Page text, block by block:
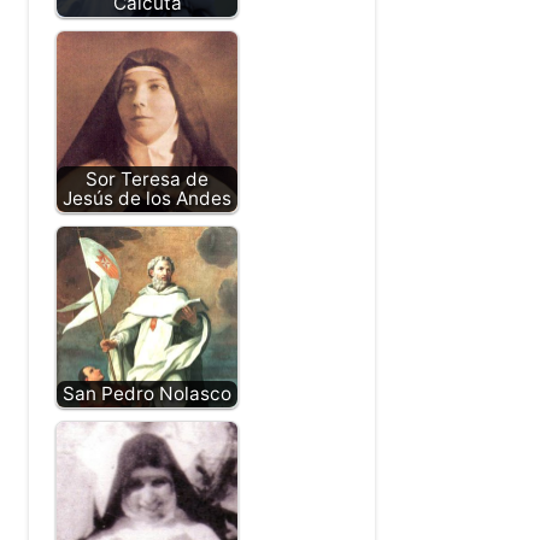
Sor Teresa de
Jesús de los Andes
San Pedro Nolasco